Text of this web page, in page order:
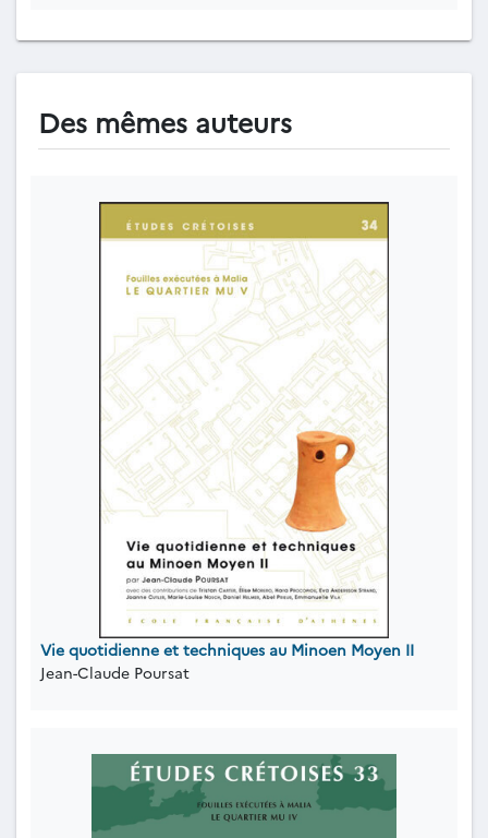
Des mêmes auteurs
Vie quotidienne et techniques au Minoen Moyen II
Jean-Claude Poursat